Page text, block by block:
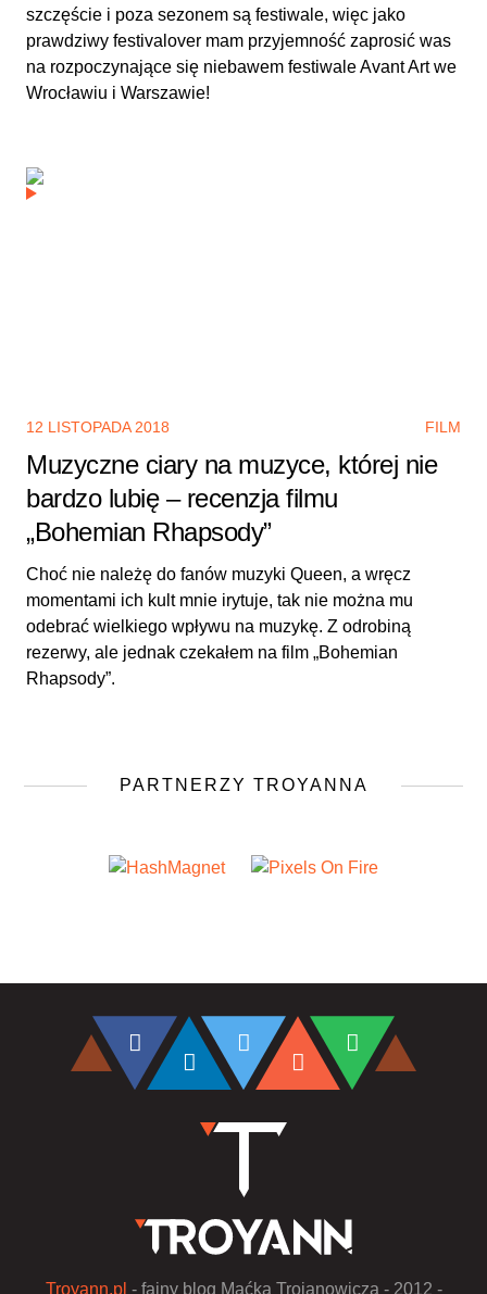
szczęście i poza sezonem są festiwale, więc jako
prawdziwy festivalover mam przyjemność zaprosić was
na rozpoczynające się niebawem festiwale Avant Art we
Wrocławiu i Warszawie!
12 LISTOPADA 2018 FILM
Muzyczne ciary na muzyce, której nie
bardzo lubię – recenzja filmu
„Bohemian Rhapsody”
Choć nie należę do fanów muzyki Queen, a wręcz
momentami ich kult mnie irytuje, tak nie można mu
odebrać wielkiego wpływu na muzykę. Z odrobiną
rezerwy, ale jednak czekałem na film „Bohemian
Rhapsody”.
PARTNERZY TROYANNA
Troyann.pl - fajny blog Maćka Trojanowicza - 2012 -